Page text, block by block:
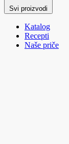
Svi proizvodi
Katalog
Recepti
Naše priče